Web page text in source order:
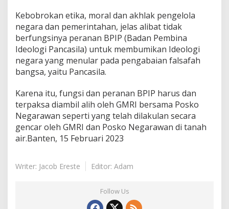
Kebobrokan etika, moral dan akhlak pengelola
negara dan pemerintahan, jelas alibat tidak
berfungsinya peranan BPIP (Badan Pembina
Ideologi Pancasila) untuk membumikan Ideologi
negara yang menular pada pengabaian falsafah
bangsa, yaitu Pancasila.
Karena itu, fungsi dan peranan BPIP harus dan
terpaksa diambil alih oleh GMRI bersama Posko
Negarawan seperti yang telah dilakulan secara
gencar oleh GMRI dan Posko Negarawan di tanah
air.Banten, 15 Februari 2023
Writer: Jacob Ereste Editor: Adam
Follow Us